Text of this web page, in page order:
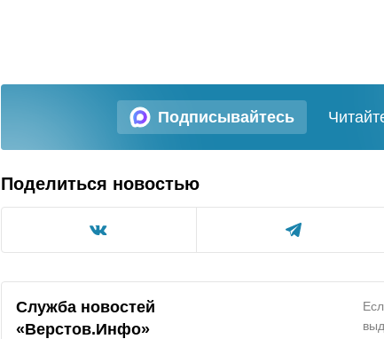
Подписывайтесь
Поделиться новостью
Служба новостей
«Верстов.Инфо»